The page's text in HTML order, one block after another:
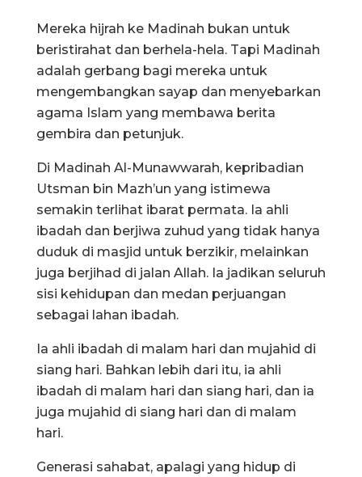
Mereka hijrah ke Madinah bukan untuk
beristirahat dan berhela-hela. Tapi Madinah
adalah gerbang bagi mereka untuk
mengembangkan sayap dan menyebarkan
agama Islam yang membawa berita
gembira dan petunjuk.
Di Madinah Al-Munawwarah, kepribadian
Utsman bin Mazh’un yang istimewa
semakin terlihat ibarat permata. Ia ahli
ibadah dan berjiwa zuhud yang tidak hanya
duduk di masjid untuk berzikir, melainkan
juga berjihad di jalan Allah. Ia jadikan seluruh
sisi kehidupan dan medan perjuangan
sebagai lahan ibadah.
Ia ahli ibadah di malam hari dan mujahid di
siang hari. Bahkan lebih dari itu, ia ahli
ibadah di malam hari dan siang hari, dan ia
juga mujahid di siang hari dan di malam
hari.
Generasi sahabat, apalagi yang hidup di